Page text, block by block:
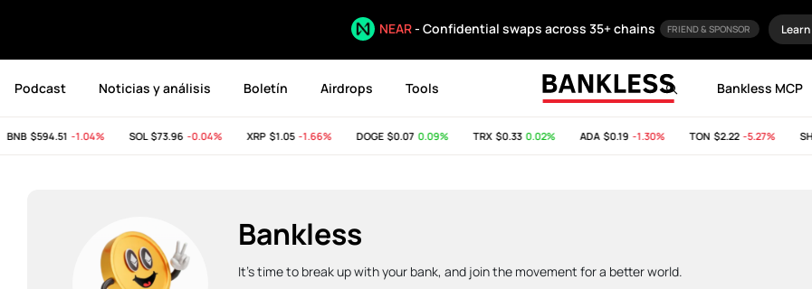
NEAR- Confidential swaps across 35+ chains FRIEND & SPONSOR
Podcast Noticias y análisis Boletín Airdrops Tools Bankless MCP
$594.51 -1.04% SOL$73.96 -0.04% XRP$1.05 -1.66% DOGE$0.07 0.09% TRX$0.33 0.02% ADA$0.19 -1.30% TON$2.22 -5.27% SHIB
Bankless
It’s time to break up with your bank, and join the movement for a better world.